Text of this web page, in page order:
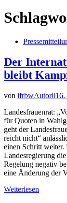
Der
bleibt
von lfrbwAutor016.
Landesfrauenrat:
für Quoten in
geht der
reicht nicht“
einen Schritt
Landesregierung
Regelung negativ
eine Änderung der
Weiterlesen